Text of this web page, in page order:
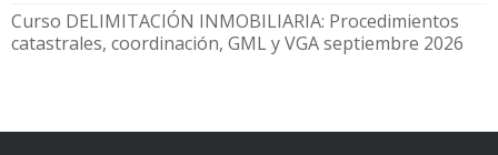
Curso DELIMITACIÓN INMOBILIARIA: Procedimientos
catastrales, coordinación, GML y VGA septiembre 2026